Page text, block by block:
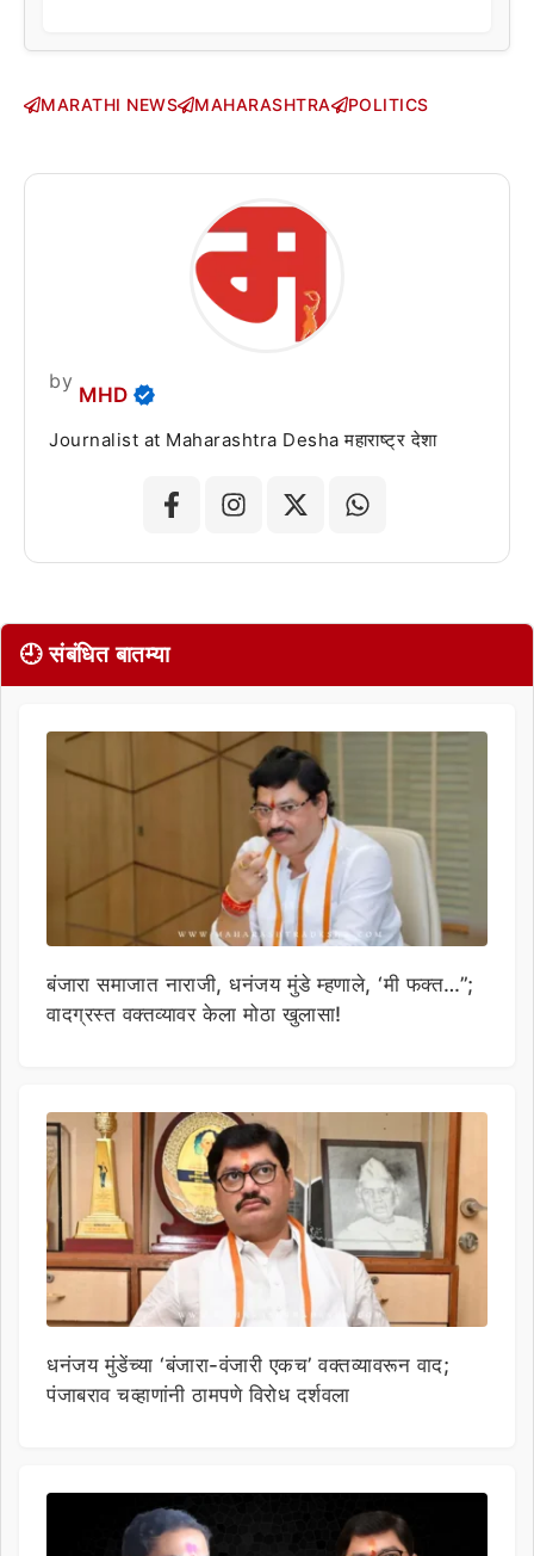
MARATHI NEWS MAHARASHTRA POLITICS
by
MHD
Journalist at Maharashtra Desha महाराष्ट्र देशा
🕘 संबंधित बातम्या
बंजारा समाजात नाराजी, धनंजय मुंडे म्हणाले, ‘मी फक्त…”;
वादग्रस्त वक्तव्यावर केला मोठा खुलासा!
धनंजय मुंडेंच्या ‘बंजारा-वंजारी एकच’ वक्तव्यावरून वाद;
पंजाबराव चव्हाणांनी ठामपणे विरोध दर्शवला